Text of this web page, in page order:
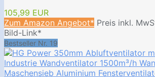
105,99 EUR
Zum Amazon Angebot* Preis inkl.
Bild-Link*
Bestseller Nr. 19